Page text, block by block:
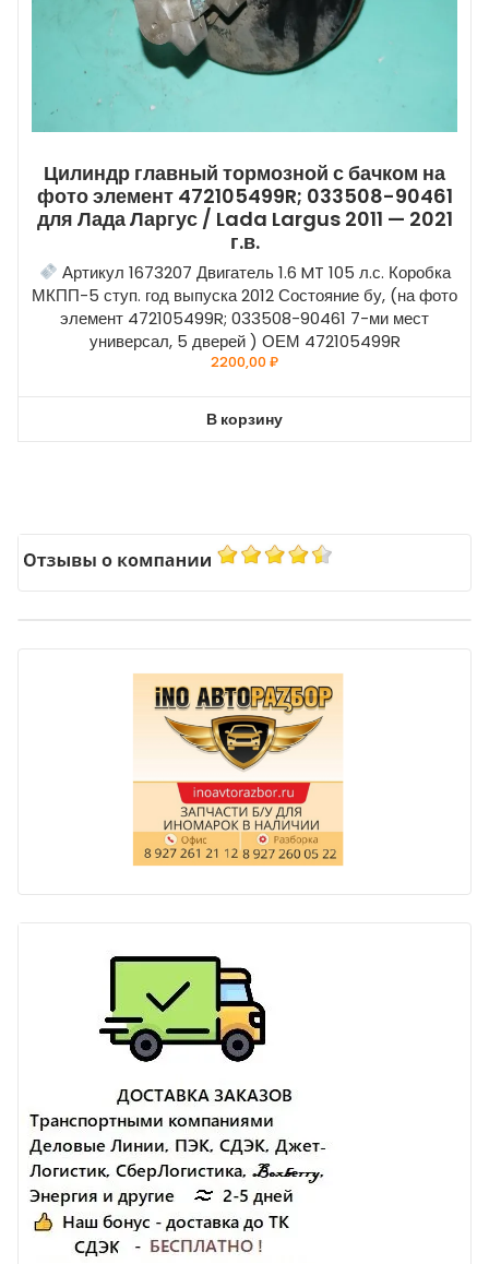
Цилиндр главный тормозной с бачком на
фото элемент 472105499R; 033508-90461
для Лада Ларгус / Lada Largus 2011 — 2021
г.в.
Артикул 1673207 Двигатель 1.6 MT 105 л.с. Коробка
МКПП-5 ступ. год выпуска 2012 Состояние бу, (на фото
элемент 472105499R; 033508-90461 7-ми мест
универсал, 5 дверей ) ОЕМ 472105499R
2200,00₽
В корзину